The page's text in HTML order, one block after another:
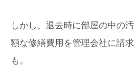
しかし、退去時に部屋の中の
額な修繕費用を管理会社に請
も。